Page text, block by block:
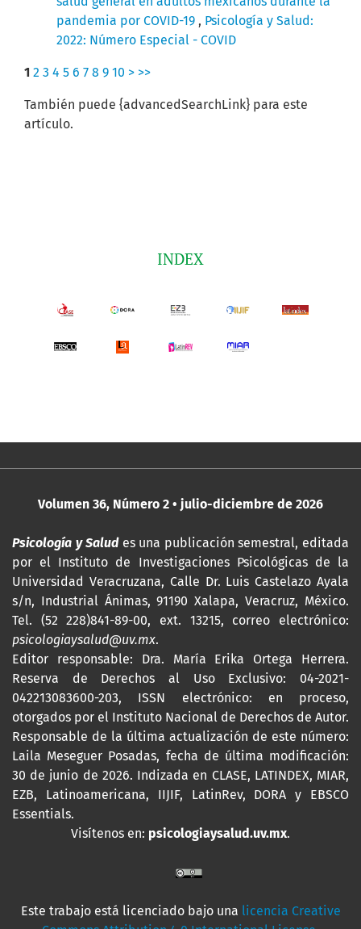
pandemia por COVID-19 , Psicología y Salud:
2022: Número Especial - COVID
1 2 3 4 5 6 7 8 9 10 > >>
También puede {advancedSearchLink} para este
artículo.
INDEX
Volumen 36, Número 2 • julio-diciembre de 2026
Psicología y Salud es una publicación semestral, editada
por el Instituto de Investigaciones Psicológicas de la
Universidad Veracruzana, Calle Dr. Luis Castelazo Ayala
s/n, Industrial Ánimas, 91190 Xalapa, Veracruz, México.
Tel. (52 228)841-89-00, ext. 13215, correo electrónico:
psicologiaysalud@uv.mx.
Editor responsable: Dra. María Erika Ortega Herrera.
Reserva de Derechos al Uso Exclusivo: 04-2021-
042213083600-203, ISSN electrónico: en proceso,
otorgados por el Instituto Nacional de Derechos de Autor.
Responsable de la última actualización de este número:
Laila Meseguer Posadas, fecha de última modificación:
30 de junio de 2026. Indizada en CLASE, LATINDEX, MIAR,
EZB, Latinoamericana, IIJIF, LatinRev, DORA y EBSCO
Essentials.
Visítenos en: psicologiaysalud.uv.mx.
Este trabajo está licenciado bajo una licencia Creative